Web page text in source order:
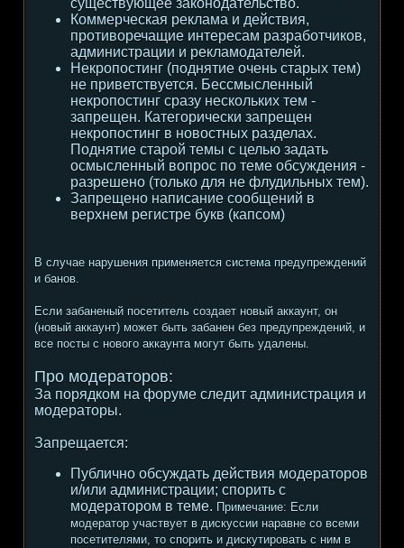
существующее законодательство.
Коммерческая реклама и действия,
противоречащие интересам разработчиков,
администрации и рекламодателей.
Некропостинг (поднятие очень старых тем)
не приветствуется. Бессмысленный
некропостинг сразу нескольких тем -
запрещен. Категорически запрещен
некропостинг в новостных разделах.
Поднятие старой темы с целью задать
осмысленный вопрос по теме обсуждения -
разрешено (только для не флудильных тем).
Запрещено написание сообщений в
верхнем регистре букв (капсом)
В случае нарушения применяется система предупреждений
и банов.
Если забаненый посетитель создает новый аккаунт, он
(новый аккаунт) может быть забанен без предупреждений, и
все посты с нового аккаунта могут быть удалены.
Про модераторов:
За порядком на форуме следит администрация и
модераторы.
Запрещается:
Публично обсуждать действия модераторов
и/или администрации; спорить с
модератором в теме. Примечание: Если
модератор участвует в дискуссии наравне со всеми
посетителями, то спорить и дискутировать с ним в